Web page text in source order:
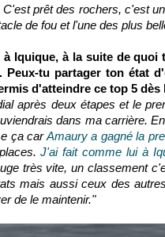
prêt des rochers, c'est
de fou et l'une des plus
à Iquique, à la suite de
Peux-tu partager ton état
d'atteindre ce top 5 dès
après deux étapes et le
dans ma carrière.
ça carAmaury a gagné la
J'ai fait comme lui à
très vite, un classement
mais aussi ceux des
de le maintenir."